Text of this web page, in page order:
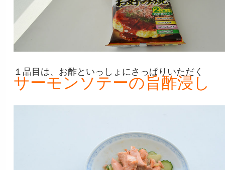
１品目は、お酢といっしょにさっぱりいただく
サーモンソテーの旨酢浸し